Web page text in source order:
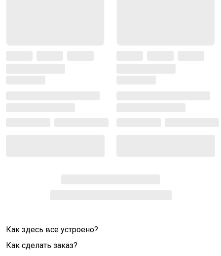
Как здесь все устроено?
Как сделать заказ?